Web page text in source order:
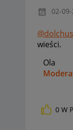
‎02-
wieści.
Ola
0 W